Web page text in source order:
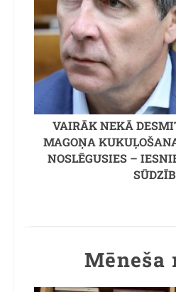
VAIRĀK NEKĀ
MAGOŅA
NOSLĒGUSIES –
Mēneša